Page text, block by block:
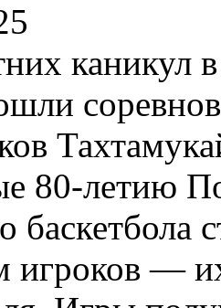
80-летию
игроков —